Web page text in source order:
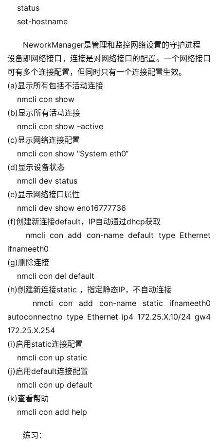
status
set-hostname
NeworkManager是管理和监控网络设置的守护进程
设备即网络接口，连接是对网络接口的配置。一个网络接口
可有多个连接配置，但同时只有一个连接配置生效。
(a)显示所有包括不活动连接
nmcli con show
(b)显示所有活动连接
nmcli con show –active
(c)显示网络连接配置
nmcli con show "System eth0“
(d)显示设备状态
nmcli dev status
(e)显示网络接口属性
nmcli dev show eno16777736
(f)创建新连接default，IP自动通过dhcp获取
nmcli con add con-name default type Ethernet
ifnameeth0
(g)删除连接
nmcli con del default
(h)创建新连接static ，指定静态IP，不自动连接
nmcti con add con-name static ifnameeth0
autoconnectno type Ethernet ip4 172.25.X.10/24 gw4
172.25.X.254
(i)启用static连接配置
nmcli con up static
(j)启用default连接配置
nmcli con up default
(k)查看帮助
nmcli con add help
练习：